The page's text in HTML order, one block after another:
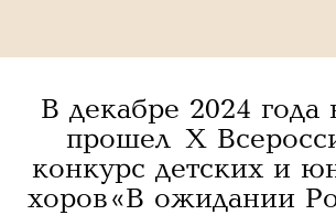
В декабре 2024 года
прошел X
конкурс детских и
хоров «В ожидании